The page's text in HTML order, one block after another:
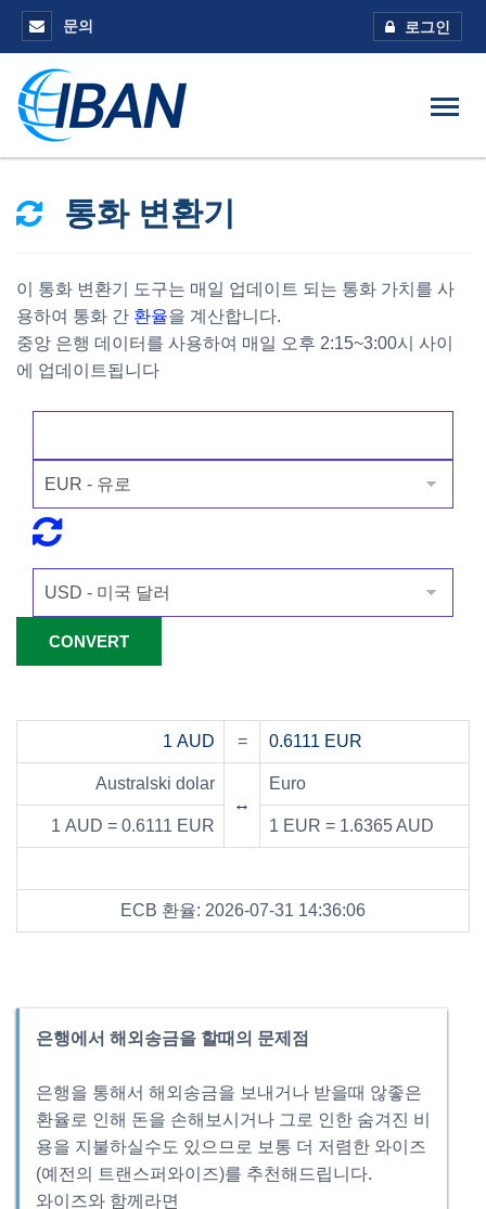
문의 로그인
통화 변환기
이 통화 변환기 도구는 매일 업데이트 되는 통화 가치를 사
용하여 통화 간 환율을 계산합니다.
중앙 은행 데이터를 사용하여 매일 오후 2:15~3:00시 사이
에 업데이트됩니다
1 AUD = 0.6111 EUR
Australski dolar
↔
Euro
1 AUD = 0.6111 EUR 1 EUR = 1.6365 AUD
ECB 환율: 2026-07-31 14:36:06
은행에서 해외송금을 할때의 문제점
은행을 통해서 해외송금을 보내거나 받을때 않좋은
환율로 인해 돈을 손해보시거나 그로 인한 숨겨진 비
용을 지불하실수도 있으므로 보통 더 저렴한 와이즈
(예전의 트랜스퍼와이즈)를 추천해드립니다.
와이즈와 함께라면